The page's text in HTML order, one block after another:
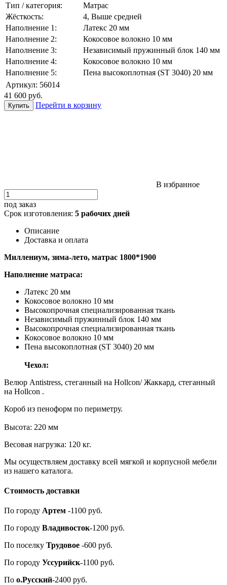
Тип / категория:
Матрас
Жёсткость:
4, Выше средней
Наполнение 1:
Латекс 20 мм
Наполнение 2:
Кокосовое волокно 10 мм
Наполнение 3:
Независимый пружинный блок 140 мм
Наполнение 4:
Кокосовое волокно 10 мм
Наполнение 5:
Пена высокоплотная (ST 3040) 20 мм
Артикул: 56014
41 600 руб.
Перейти в корзину
В избранное
под заказ
Срок изготовления: 5 рабочих дней
Описание
Доставка и оплата
Миллениум, зима-лето, матрас 1800*1900
Наполнение матраса:
Латекс 20 мм
Кокосовое волокно 10 мм
Высокопрочная специализированная ткань
Независимый пружинный блок 140 мм
Высокопрочная специализированная ткань
Кокосовое волокно 10 мм
Пена высокоплотная (ST 3040) 20 мм
Чехол:
Велюр Antistress, стеганный на Hollcon/ Жаккард, стеганный
на Hollcon .
Короб из пеноформ по периметру.
Высота: 220 мм
Весовая нагрузка: 120 кг.
Мы осуществляем доставку всей мягкой и корпусной мебели
из нашего каталога.
Стоимость доставки
По городу Артем -1100 руб.
По городу Владивосток-1200 руб.
По поселку Трудовое -600 руб.
По городу Уссурийск-1100 руб.
По о.Русский-2400 руб.